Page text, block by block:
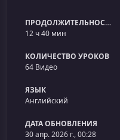
ПРОДОЛЖИТЕЛЬНОСТЬ
12 ч 40 мин
КОЛИЧЕСТВО УРОКОВ
64 Видео
ЯЗЫК
Английский
ДАТА ОБНОВЛЕНИЯ
30 апр. 2026 г., 00:28